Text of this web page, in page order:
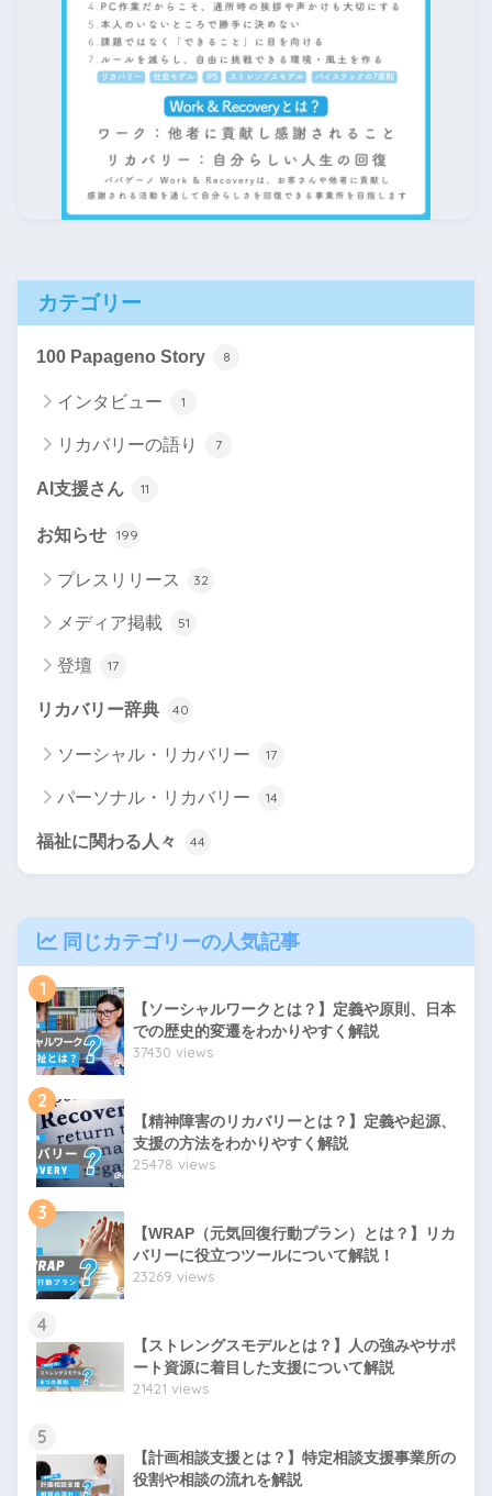
カテゴリー
100 Papageno Story 8
インタビュー 1
リカバリーの語り 7
AI支援さん 11
お知らせ 199
プレスリリース 32
メディア掲載 51
登壇 17
リカバリー辞典 40
ソーシャル・リカバリー 17
パーソナル・リカバリー 14
福祉に関わる人々 44
同じカテゴリーの人気記事
1
【ソーシャルワークとは？】定義や原則、日本
での歴史的変遷をわかりやすく解説
37430 views
2
【精神障害のリカバリーとは？】定義や起源、
支援の方法をわかりやすく解説
25478 views
3
【WRAP（元気回復行動プラン）とは？】リカ
バリーに役立つツールについて解説！
23269 views
4
【ストレングスモデルとは？】人の強みやサポ
ート資源に着目した支援について解説
21421 views
5
【計画相談支援とは？】特定相談支援事業所の
役割や相談の流れを解説